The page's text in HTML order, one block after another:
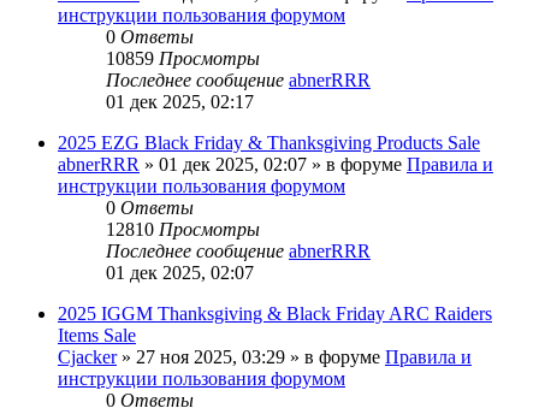
инструкции пользования форумом
0 Ответы
10859 Просмотры
Последнее сообщение abnerRRR
01 дек 2025, 02:17
2025 EZG Black Friday & Thanksgiving Products Sale
abnerRRR » 01 дек 2025, 02:07 » в форуме Правила и
инструкции пользования форумом
0 Ответы
12810 Просмотры
Последнее сообщение abnerRRR
01 дек 2025, 02:07
2025 IGGM Thanksgiving & Black Friday ARC Raiders
Items Sale
Cjacker» 27 ноя 2025, 03:29 » в форуме Правила и
инструкции пользования форумом
0 Ответы